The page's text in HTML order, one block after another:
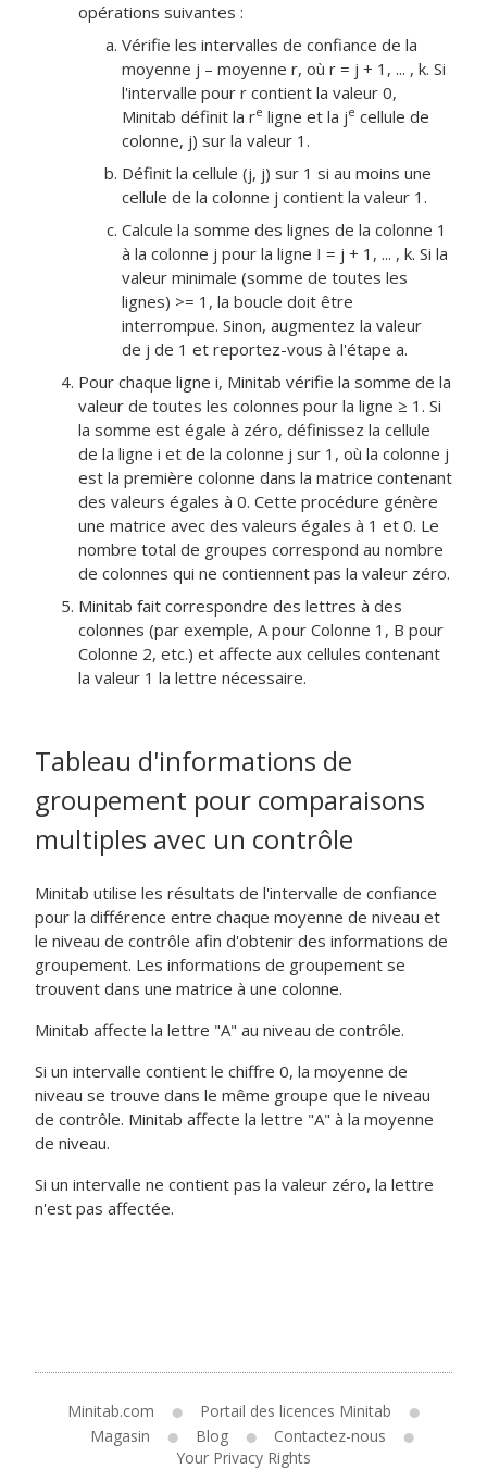
opérations suivantes :
Vérifie les intervalles de confiance de la
moyenne j – moyenne r, où r = j + 1, ... , k. Si
l'intervalle pour r contient la valeur 0,
Minitab définit la re ligne et la je cellule de
colonne, j) sur la valeur 1.
Définit la cellule (j, j) sur 1 si au moins une
cellule de la colonne j contient la valeur 1.
Calcule la somme des lignes de la colonne 1
à la colonne j pour la ligne I = j + 1, ... , k. Si la
valeur minimale (somme de toutes les
lignes) >= 1, la boucle doit être
interrompue. Sinon, augmentez la valeur
de j de 1 et reportez-vous à l'étape a.
Pour chaque ligne i, Minitab vérifie la somme de la
valeur de toutes les colonnes pour la ligne ≥ 1. Si
la somme est égale à zéro, définissez la cellule
de la ligne i et de la colonne j sur 1, où la colonne j
est la première colonne dans la matrice contenant
des valeurs égales à 0. Cette procédure génère
une matrice avec des valeurs égales à 1 et 0. Le
nombre total de groupes correspond au nombre
de colonnes qui ne contiennent pas la valeur zéro.
Minitab fait correspondre des lettres à des
colonnes (par exemple, A pour Colonne 1, B pour
Colonne 2, etc.) et affecte aux cellules contenant
la valeur 1 la lettre nécessaire.
Tableau d'informations de
groupement pour comparaisons
multiples avec un contrôle
Minitab utilise les résultats de l'intervalle de confiance
pour la différence entre chaque moyenne de niveau et
le niveau de contrôle afin d'obtenir des informations de
groupement. Les informations de groupement se
trouvent dans une matrice à une colonne.
Minitab affecte la lettre "A" au niveau de contrôle.
Si un intervalle contient le chiffre 0, la moyenne de
niveau se trouve dans le même groupe que le niveau
de contrôle. Minitab affecte la lettre "A" à la moyenne
de niveau.
Si un intervalle ne contient pas la valeur zéro, la lettre
n'est pas affectée.
Minitab.com
Portail des licences Minitab
Magasin
Blog
Contactez-nous
Your Privacy Rights